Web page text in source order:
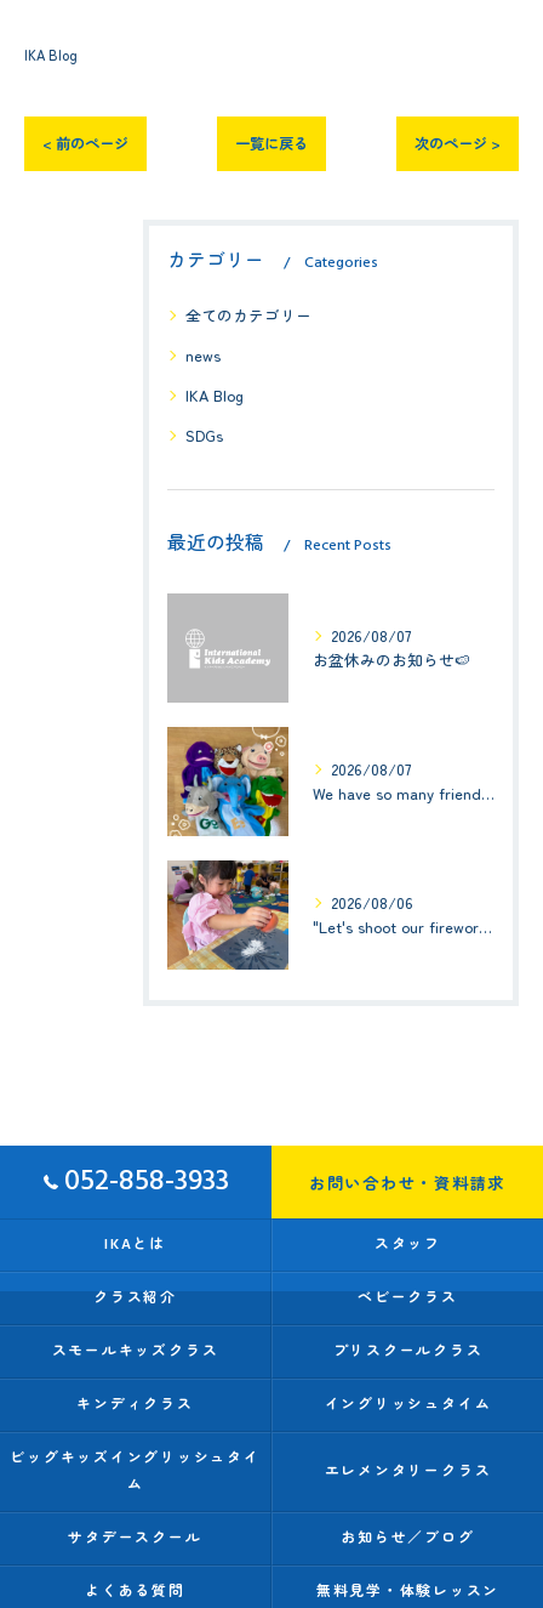
IKA Blog
< 前のページ 一覧に戻る 次のページ >
カテゴリー Categories
全てのカテゴリー
news
IKA Blog
SDGs
最近の投稿 Recent Posts
2026/08/07
お盆休みのお知らせ🍉
2026/08/07
We have so many friends in this classroom! (お友達いっぱい！)Small Kids☆1歳児クラス
2026/08/06
"Let's shoot our fireworks!" (みんなで花火を打ち上げよう！) ☆ Preschool (2歳児クラス)
052-858-3933 お問い合わせ・資料請求
IKAとは スタッフ
クラス紹介 ベビークラス
スモールキッズクラス プリスクールクラス
キンディクラス イングリッシュタイム
ビッグキッズイングリッシュタイ
ム
エレメンタリークラス
サタデースクール お知らせ／ブログ
よくある質問 無料見学・体験レッスン